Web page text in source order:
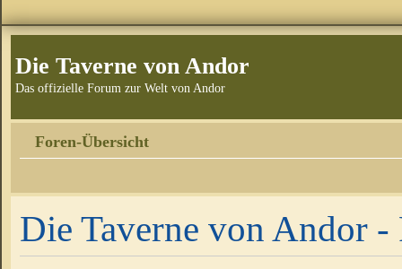
Die Taverne von Andor
Das offizielle Forum zur Welt von Andor
Foren-Übersicht
Die Taverne von Andor -